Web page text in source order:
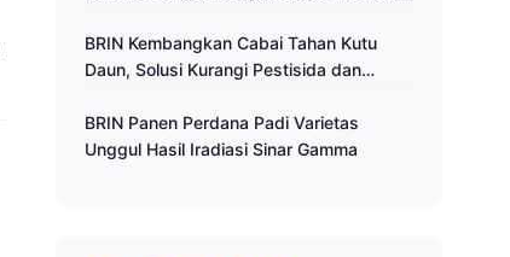
BRIN Kembangkan Cabai Tahan Kutu
Daun, Solusi Kurangi Pestisida dan
BRIN Panen Perdana Padi Varietas
Unggul Hasil Iradiasi Sinar Gamma